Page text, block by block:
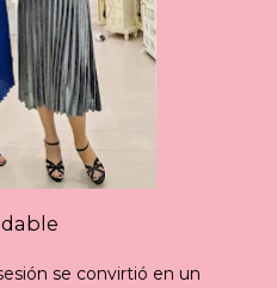
se convirtió en un